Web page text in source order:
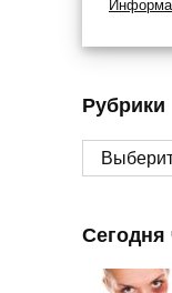
Рубрики
Рубрики
Сегодня